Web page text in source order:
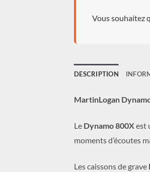
Vous souhaitez
DESCRIPTION
MartinLogan
Le Dynamo 800Xest
moments d’écoutes
Les caissons de grave